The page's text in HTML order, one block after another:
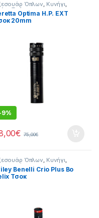
Όπλων, Κυνήγι,
,ΤσόκOptima H.P. EXT
20mm
9%
€ 75,00€
Όπλων, Κυνήγι,
Τσόκ
Benelli Crio Plus Bo
Τσοκ